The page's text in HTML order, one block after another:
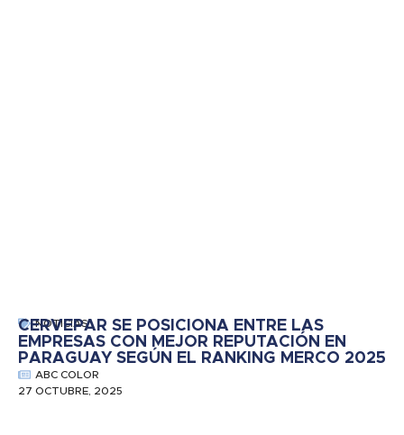
NOTICIAS
CERVEPAR SE POSICIONA ENTRE LAS
EMPRESAS CON MEJOR REPUTACIÓN EN
PARAGUAY SEGÚN EL RANKING MERCO 2025
ABC COLOR
27 OCTUBRE, 2025